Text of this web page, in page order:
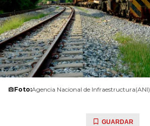
Foto:Agencia Nacional de Infraestructura(ANI)
GUARDAR